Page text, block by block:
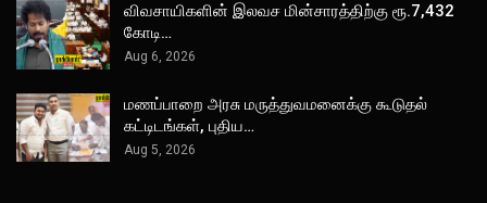
விவசாயிகளின் இலவச மின்சாரத்திற்கு ரூ.7,432
கோடி…
Aug 6, 2026
மணப்பாறை அரசு மருத்துவமனைக்கு கூடுதல்
கட்டிடங்கள், புதிய…
Aug 5, 2026